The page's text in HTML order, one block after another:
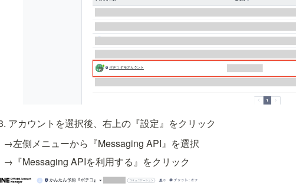
アカウントを選択後、右上の『設定』をクリック
→左側メニューから『Messaging API』を選択
→『Messaging APIを利用する』をクリック